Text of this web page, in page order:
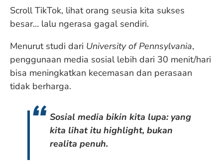
Scroll TikTok, lihat orang seusia kita sukses
besar… lalu ngerasa gagal sendiri.
Menurut studi dari University of Pennsylvania,
penggunaan media sosial lebih dari 30 menit/hari
bisa meningkatkan kecemasan dan perasaan
tidak berharga.
Sosial media bikin kita lupa: yang
kita lihat itu highlight, bukan
realita penuh.